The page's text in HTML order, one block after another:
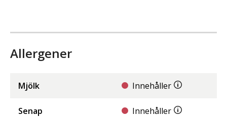
Allergener
Mjölk Innehåller
Senap Innehåller